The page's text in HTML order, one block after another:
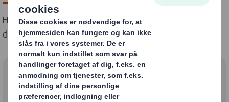
Her kan du finde vores adfærdskodeks, som du kan
downloade: